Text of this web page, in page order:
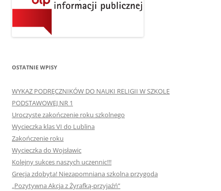
OSTATNIE WPISY
WYKAZ PODRĘCZNIKÓW DO NAUKI RELIGII W SZKOLE
PODSTAWOWEJ NR 1
Uroczyste zakończenie roku szkolnego
Wycieczka klas VI do Lublina
Zakończenie roku
Wycieczka do Wojsławic
Kolejny sukces naszych uczennic!!!
Grecja zdobyta! Niezapomniana szkolna przygoda
„Pozytywna Akcja z Żyrafką-przyjaźń”